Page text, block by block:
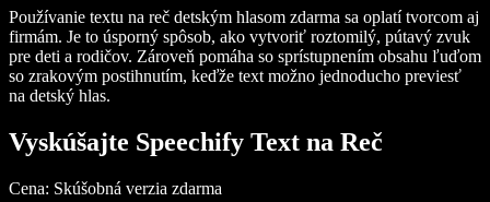
Používanie textu na reč detským hlasom zdarma sa oplatí tvorcom aj
firmám. Je to úsporný spôsob, ako vytvoriť roztomilý, pútavý zvuk
pre deti a rodičov. Zároveň pomáha so sprístupnením obsahu ľuďom
so zrakovým postihnutím, keďže text možno jednoducho previesť
na detský hlas.
Vyskúšajte Speechify Text na Reč
Cena: Skúšobná verzia zdarma